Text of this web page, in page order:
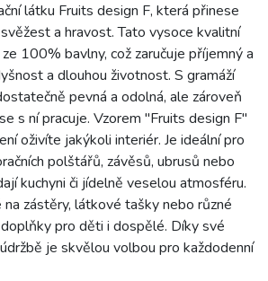
látku Fruits design F, která přinese
a hravost. Tato vysoce kvalitní
100% bavlny, což zaručuje příjemný a
a dlouhou životnost. S gramáží
pevná a odolná, ale zároveň
s ní pracuje. Vzorem "Fruits design F"
oživíte jakýkoli interiér. Je ideální pro
polštářů, závěsů, ubrusů nebo
kuchyni či jídelně veselou atmosféru.
zástěry, látkové tašky nebo různé
pro děti i dospělé. Díky své
je skvělou volbou pro každodenní